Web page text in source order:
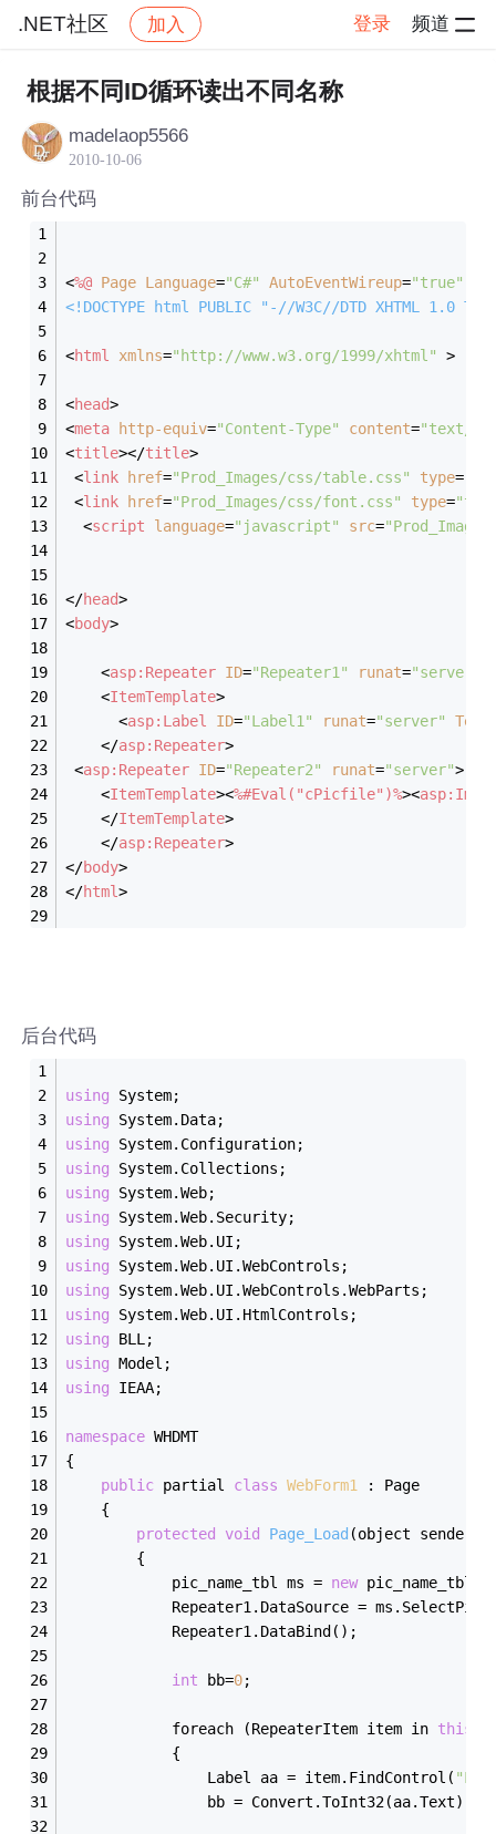
.NET社区 加入 登录 频道
社区 .NET社区 帖子详情
根据不同ID循环读出不同名称
madelaop5566
2010-10-06
前台代码
<%@ Page Language="C#" AutoEventWireup="true"
<!DOCTYPE
html PUBLIC "-//W3C//DTD XHTML 1.0
<html xmlns="http://www.w3.org/1999/xhtml" >
<head>
<meta http-equiv="Content-Type" content="text/
<title></title>
<link href="Prod_Images/css/table.css" type=
<link href="Prod_Images/css/font.css" type=
<script language="javascript" src=
</head>
<body>
<asp:Repeater ID="Repeater1" runat="server"
<ItemTemplate>
<asp:Label ID="Label1" runat="server" Text
</asp:Repeater>
<asp:Repeater ID="Repeater2" runat="server">
<ItemTemplate><%#Eval("cPicfile")%><
</ItemTemplate>
</asp:Repeater>
</body>
</html>
后台代码
using System;
using System.Data;
using System.Configuration;
using System.Collections;
using System.Web;
using System.Web.Security;
using System.Web.UI;
using System.Web.UI.WebControls;
using System.Web.UI.WebControls.WebParts;
using System.Web.UI.HtmlControls;
using BLL;
using Model;
using IEAA;
namespace WHDMT
{
public partial class WebForm1 :
Page
    {
protected
void Page_Load (object sender,
        {
            pic_name_tbl ms =
new
Repeater1.DataSource =
            Repeater1.DataBind();
int bb=0;
            foreach (RepeaterItem item in
this
            {
                Label aa = item.FindControl(
                bb = Convert.ToInt32(aa.Text);